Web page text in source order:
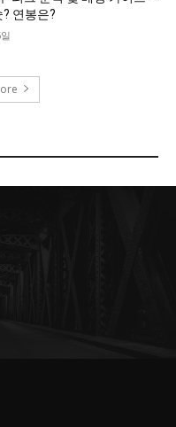
연봉은?